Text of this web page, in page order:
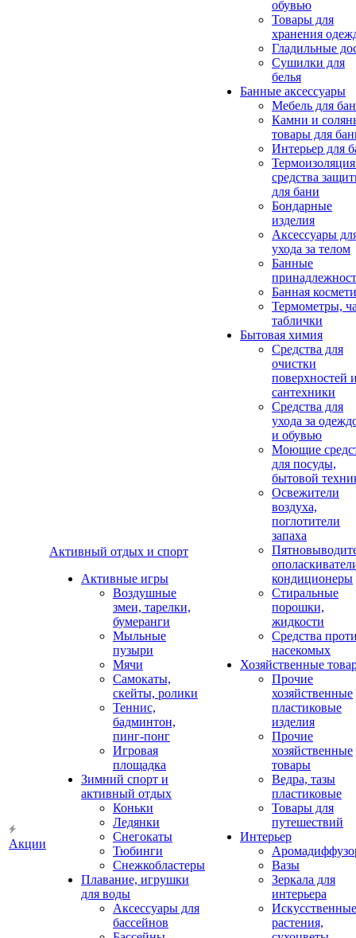
Акции
Активный отдых и спорт
Активные игры
Воздушные
змеи, тарелки,
бумеранги
Мыльные
пузыри
Мячи
Самокаты,
скейты, ролики
Теннис,
бадминтон,
пинг-понг
Игровая
площадка
Зимний спорт и
активный отдых
Коньки
Ледянки
Снегокаты
Тюбинги
Снежкобластеры
Плавание, игрушки
для воды
Аксессуары для
бассейнов
обувью
Товары для
хранения
Гладильные
Сушилки для
белья
Банные аксессуары
Мебель для
Камни и
товары для
Интерьер для
средства
для бани
Бондарные
изделия
Аксеcсуары
ухода за телом
Банные
Банная
Термометры,
таблички
Бытовая химия
Средства для
очистки
поверхностей
сантехники
Средства для
ухода за
и обувью
Моющие
для посуды,
бытовой
Освежители
воздуха,
поглотители
запаха
кондиционеры
Стиральные
порошки,
жидкости
Средства
насекомых
Хозяйственные
Прочие
хозяйственные
пластиковые
изделия
Прочие
хозяйственные
товары
Ведра, тазы
пластиковые
Товары для
путешествий
Интерьер
Вазы
Зеркала для
интерьера
Искусственные
растения,